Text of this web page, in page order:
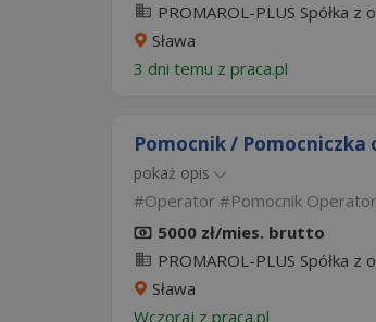
PROMAROL-PLUS Spółka z
Sława
3 dni temu z praca.pl
Pomocnik /
pokaż opis
Operator Pomocnik
5000 zł/mies. brutto
PROMAROL-PLUS Spółka z
Sława
Wczoraj z praca.pl